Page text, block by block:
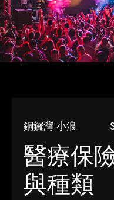
銅鑼灣 小浪
醫療保
與種類